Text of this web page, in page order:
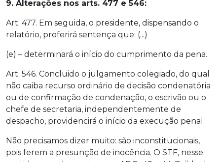
9. Alterações nos arts. 477 e 546:
Art. 477. Em seguida, o presidente, dispensando o
relatório, proferirá sentença que: (...)
(e) – determinará o início do cumprimento da pena.
Art. 546. Concluido o julgamento colegiado, do qual
não caiba recurso ordinário de decisão condenatória
ou de confirmação de condenação, o escrivão ou o
chefe de secretaria, independentemente de
despacho, providencirá o início da execução penal.
Não precisamos dizer muito: são inconstitucionais,
pois ferem a presunção de inocência. O STF, nesse